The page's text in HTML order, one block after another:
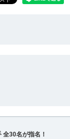
30名が指名！